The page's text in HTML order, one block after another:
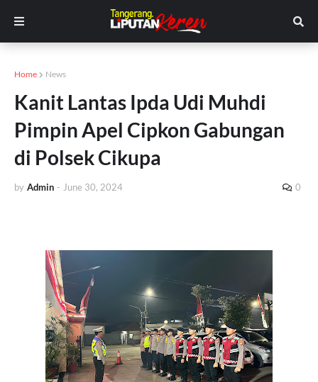
Home News
Kanit Lantas Ipda Udi Muhdi
Pimpin Apel Cipkon Gabungan
di Polsek Cikupa
by Admin - June 30, 2024 0